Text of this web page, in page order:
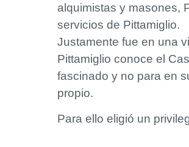
alquimistas y masones,
servicios de Pittamiglio.
Justamente fue en una
Pittamiglio conoce el
fascinado y no para en
propio.
Para ello eligió un